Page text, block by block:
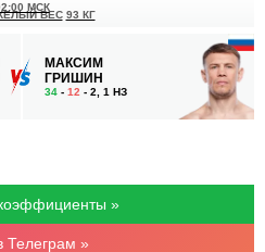
МСК
ВЕС 93 КГ
МАКСИМ
ГРИШИН
34 - 12 - 2, 1 НЗ
»
»